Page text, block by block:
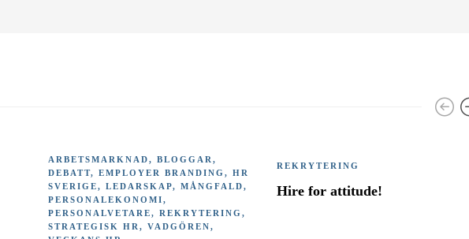
ARBETSMARKNAD, BLOGGAR ,
DEBATT, EMPLOYER BRANDING , HR
SVERIGE, LEDARSKAP, MÅNGFALD,
PERSONALEKONOMI,
PERSONALVETARE, REKRYTERING ,
STRATEGISK HR , VADGÖREN,
REKRYTERING
Hire for attitude!